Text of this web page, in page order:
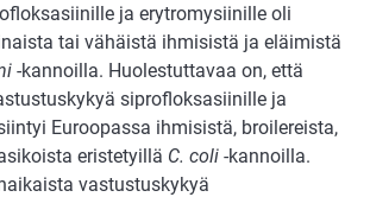
ja erytromysiinille oli
tai vähäistä ihmisistä ja eläimistä
-kannoilla. Huolestuttavaa on, että
siprofloksasiinille ja
Euroopassa ihmisistä, broilereista,
eristetyillä C. coli -kannoilla.
vastustuskykyä